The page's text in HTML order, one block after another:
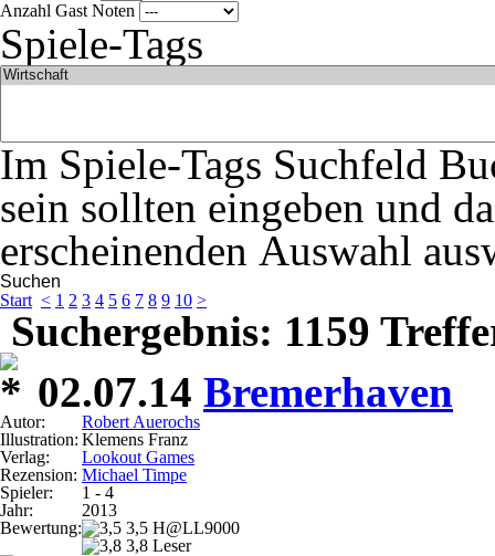
Anzahl Gast Noten
Spiele-Tags
Im Spiele-Tags Suchfeld
sein sollten eingeben und
erscheinenden Auswahl
Suchen
Start < 1 2 3 4 5 6 7 8 9 10 >
Suchergebnis: 1159
02.07.14 Bremerhaven
Autor:
Robert Auerochs
Illustration: Klemens Franz
Verlag:
Lookout Games
Rezension: Michael Timpe
Spieler:
1 - 4
Jahr:
2013
Bewertung:
3,5 H@LL9000
3,8 Leser